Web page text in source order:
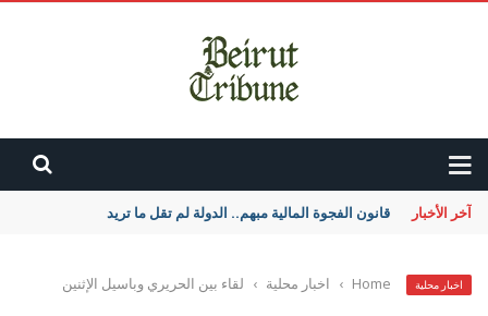
آخر الأخبار قانون الفجوة المالية مبهم.. الدولة لم تقل ما تريد
اخبار محلية Home
› اخبار محلية › لقاء بين الحريري وباسيل الإثنين